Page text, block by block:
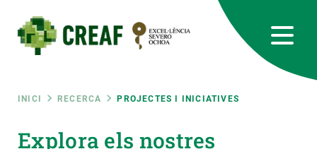
contingut
Fil
INICI RECERCA PROJECTES I INICIATIVES
Explora els nostres
RRSS
INTRANET